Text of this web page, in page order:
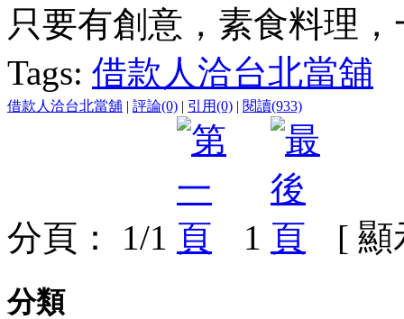
只要有創意，素食料理
Tags: 借款人洽台北當舖
借款人洽台北當舖 | 評論(0) | 引用(0) | 閱讀(933)
分頁： 1/1 1 [
分類